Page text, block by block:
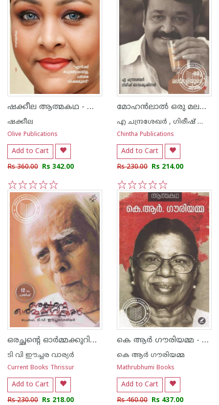
ഷക്കീല ആത്മകഥ - ഷക്കീല
ഷക്കീല
Olive Publications
Add to Cart
Rs 360.00 Rs 342.00
5
4
3
2
1
മോഹ‌ന്‍ലാല്‍ ഒരു മലയാളിയുടെ ജീവിതം
എ ചന്ദ്രശേഖര്‍ , ഗിരീഷ് ബാലകൃഷ്ണന്‍
Chintha Publications
Add to Cart
Rs 230.00 Rs 214.00
5
4
3
2
1
ഒരച്ഛന്റെ ഓര്‍മ്മക്കുറിപ്പുകള്‍
ടി വി ഈച്ചര വാര്യര്‍
Current Books Thrissur
Add to Cart
Rs 230.00 Rs 218.00
കെ ആര്‍ ഗൗരിയമ്മ - ആത്മകഥ
കെ ആര്‍ ഗൗരിയമ്മ
Mathrubhumi Books
Add to Cart
Rs 460.00 Rs 437.00